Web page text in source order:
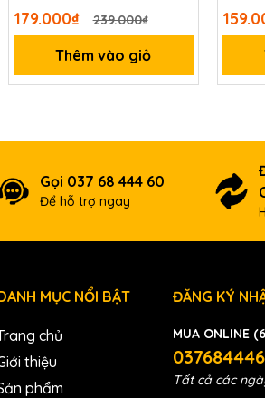
độc hại, không gây
và dẻo dai nên khi
179.000₫ 239.000₫
Thêm vào giỏ
Gọi 037 68 444 60
Để hỗ trợ ngay
MỤC NỔI BẬT
chủ
thiệu
phẩm
ĐĂNG KÝ
MUA ONLINE
Tất cả các